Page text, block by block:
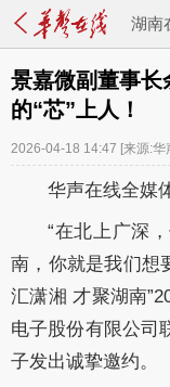
湖南
景嘉微副董事长
的“芯”上人！
2026-04-18 14:47 [来源:华
华声在线全媒
“在北上广深
南，你就是我们想
汇潇湘 才聚湖南
电子股份有限公司
子发出诚挚邀约。